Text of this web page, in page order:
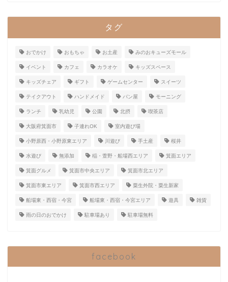
タグ
おでかけ おもちゃ お土産 みのおキューズモール
イベント カフェ カラオケ キッズスペース
キッズチェア ギフト ゲームセンター スイーツ
テイクアウト ハンドメイド パン屋 モーニング
ランチ 乳幼児 公園 北摂 喫茶店
大阪府箕面市 子連れOK 室内遊び場
小野原西・小野原東エリア 川遊び 手土産 桜井
水遊び 無添加 稲・萱野・船場西エリア 箕面エリア
箕面グルメ 箕面市中央エリア 箕面市北エリア
箕面市東エリア 箕面市西エリア 粟生外院・粟生新家
船場東・西宿・今宮 船場東・西宿・今宮エリア 遊具 雑貨
雨の日のおでかけ 駐車場あり 駐車場無料
facebook